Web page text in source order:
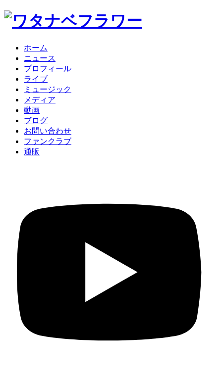
ホーム
ニュース
プロフィール
ライブ
ミュージック
メディア
動画
ブログ
お問い合わせ
ファンクラブ
通販